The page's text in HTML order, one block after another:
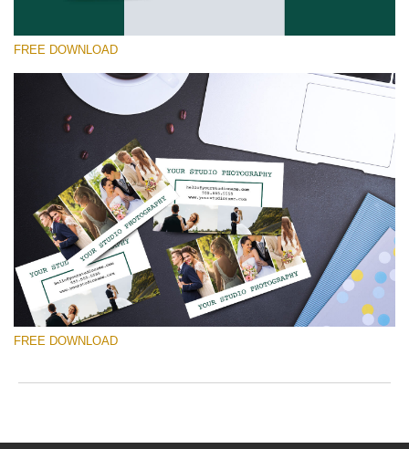
Te rog selecteaza
Free Template #50
Marketing Templates Photography
Descărcare gratuită
FREE DOWNLOAD
FREE DOWNLOAD